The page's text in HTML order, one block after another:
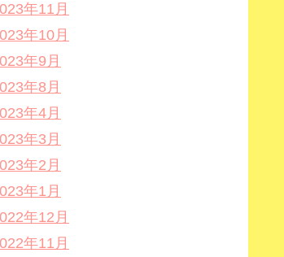
年11月
年10月
年9月
年8月
年4月
年3月
年2月
年1月
年12月
年11月